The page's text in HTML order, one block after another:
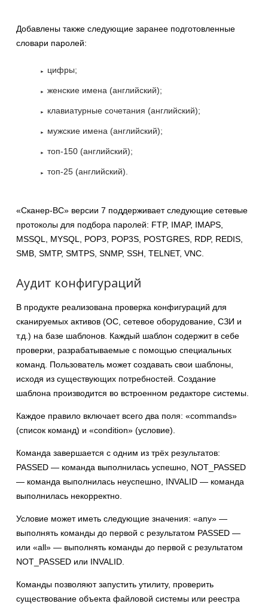
Добавлены также следующие заранее подготовленные
словари паролей:
цифры;
женские имена (английский);
клавиатурные сочетания (английский);
мужские имена (английский);
топ-150 (английский);
топ-25 (английский).
«Сканер-ВС» версии 7 поддерживает следующие сетевые
протоколы для подбора паролей: FTP, IMAP, IMAPS,
MSSQL, MYSQL, POP3, POP3S, POSTGRES, RDP, REDIS,
SMB, SMTP, SMTPS, SNMP, SSH, TELNET, VNC.
Аудит конфигураций
В продукте реализована проверка конфигураций для
сканируемых активов (ОС, сетевое оборудование, СЗИ и
т.д.) на базе шаблонов. Каждый шаблон содержит в себе
проверки, разрабатываемые с помощью специальных
команд. Пользователь может создавать свои шаблоны,
исходя из существующих потребностей. Создание
шаблона производится во встроенном редакторе системы.
Каждое правило включает всего два поля: «commands»
(список команд) и «condition» (условие).
Команда завершается с одним из трёх результатов:
PASSED — команда выполнилась успешно, NOT_PASSED
— команда выполнилась неуспешно, INVALID — команда
выполнилась некорректно.
Условие может иметь следующие значения: «any» —
выполнять команды до первой с результатом PASSED —
или «all» — выполнять команды до первой с результатом
NOT_PASSED или INVALID.
Команды позволяют запустить утилиту, проверить
существование объекта файловой системы или реестра